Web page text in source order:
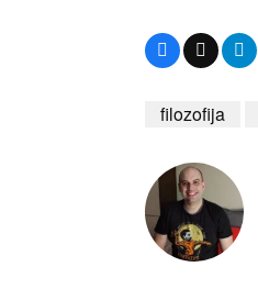
filozofija